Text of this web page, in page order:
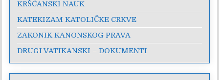
KRŠĆANSKI NAUK
KATEKIZAM KATOLIČKE CRKVE
ZAKONIK KANONSKOG PRAVA
DRUGI VATIKANSKI – DOKUMENTI